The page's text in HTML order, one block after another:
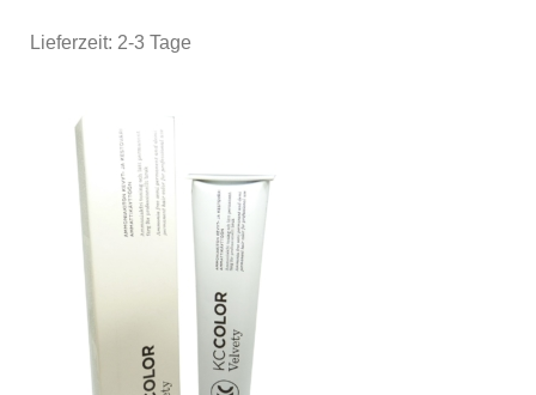
Lieferzeit: 2-3 Tage